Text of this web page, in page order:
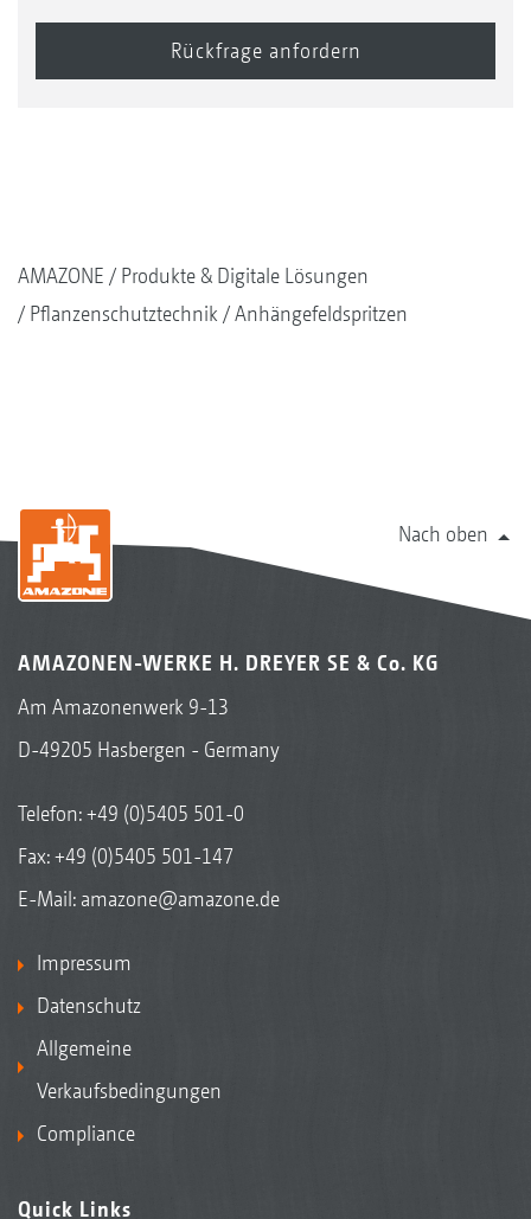
AMAZONE
Produkte & Digitale Lösungen
Pflanzenschutztechnik
Anhängefeldspritzen
Nach oben
AMAZONEN-WERKE H. DREYER SE & Co. KG
Am Amazonenwerk 9-13
D-49205 Hasbergen - Germany
Telefon:+49 (0)5405 501-0
Fax: +49 (0)5405 501-147
E-Mail: amazone@amazone.de
Impressum
Datenschutz
Allgemeine
Verkaufsbedingungen
Compliance
Quick Links